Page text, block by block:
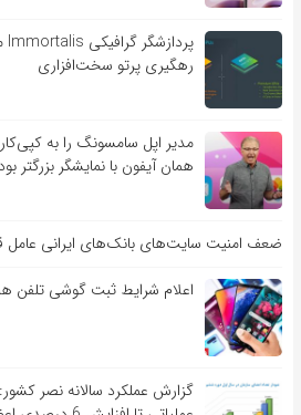
رهگیری پرتو سخت‌افزاری
مدیر اپل سامسونگ را به
همان آیفون با نمایشگر بزرگتر
ضعف امنیت سایت‌های بانک‌های ایرانی
اعلام شرایط ثبت گوشی تلفن